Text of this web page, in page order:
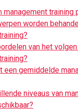
management training
worden
van het
een gemiddelde
niveaus van